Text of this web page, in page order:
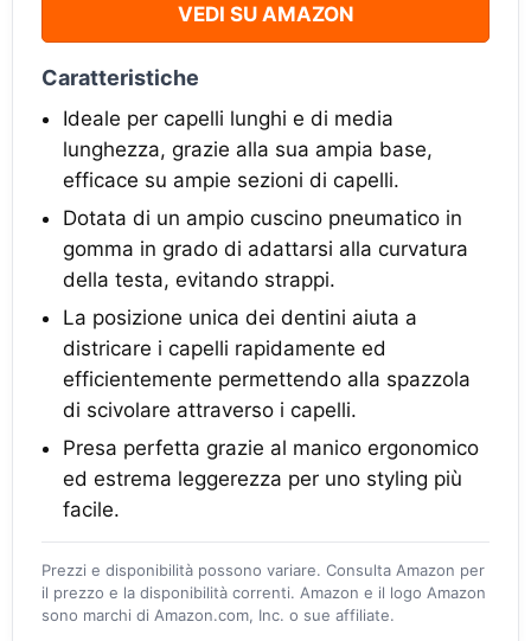
VEDI SU AMAZON
Caratteristiche
Ideale per capelli lunghi e di media
lunghezza, grazie alla sua ampia base,
efficace su ampie sezioni di capelli.
Dotata di un ampio cuscino pneumatico in
gomma in grado di adattarsi alla curvatura
della testa, evitando strappi.
La posizione unica dei dentini aiuta a
districare i capelli rapidamente ed
efficientemente permettendo alla spazzola
di scivolare attraverso i capelli.
Presa perfetta grazie al manico ergonomico
ed estrema leggerezza per uno styling più
facile.
Prezzi e disponibilità possono variare. Consulta Amazon per
il prezzo e la disponibilità correnti. Amazon e il logo Amazon
sono marchi di Amazon.com, Inc. o sue affiliate.